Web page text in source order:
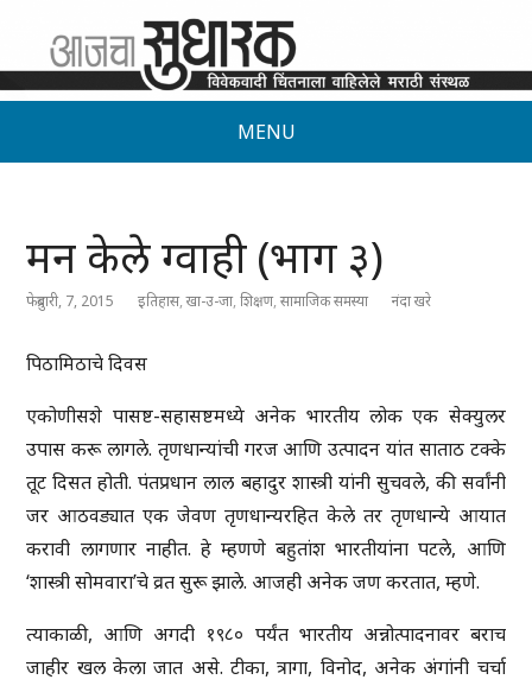
MENU
मन केले ग्वाही (भाग ३)
फेब्रुवारी, 7, 2015 इतिहास,खा-उ-जा,शिक्षण,सामाजिक समस्या नंदा खरे
पिठामिठाचे दिवस
एकोणीसशे पासष्ट-सहासष्टमध्ये अनेक भारतीय लोक एक सेक्युलर
उपास करू लागले. तृणधान्यांची गरज आणि उत्पादन यांत साताठ टक्के
तूट दिसत होती. पंतप्रधान लाल बहादुर शास्त्री यांनी सुचवले, की सर्वांनी
जर आठवड्यात एक जेवण तृणधान्यरहित केले तर तृणधान्ये आयात
करावी लागणार नाहीत. हे म्हणणे बहुतांश भारतीयांना पटले, आणि
‘शास्त्री सोमवारा’चे व्रत सुरू झाले. आजही अनेक जण करतात, म्हणे.
त्याकाळी, आणि अगदी १९८० पर्यंत भारतीय अन्नोत्पादनावर बराच
जाहीर खल केला जात असे. टीका, त्रागा, विनोद, अनेक अंगांनी चर्चा